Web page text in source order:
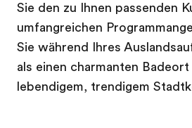
Sie den zu Ihnen passenden
umfangreichen
Sie während Ihres
als einen charmanten
lebendigem, trendigem